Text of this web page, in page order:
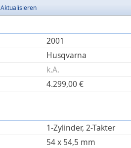
Aktualisieren
2001
Husqvarna
k.A.
4.299,00€
1-Zylinder, 2-Takter
54x 54,5 mm